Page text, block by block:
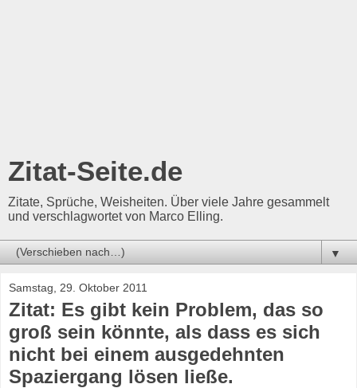
Zitat-Seite.de
Zitate, Sprüche, Weisheiten. Über viele Jahre gesammelt
und verschlagwortet von Marco Elling.
▼
Samstag, 29. Oktober 2011
Zitat: Es gibt kein Problem, das so
groß sein könnte, als dass es sich
nicht bei einem ausgedehnten
Spaziergang lösen ließe.